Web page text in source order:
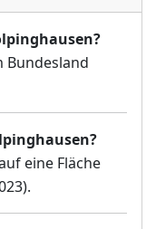
Bundesland
eine Fläche